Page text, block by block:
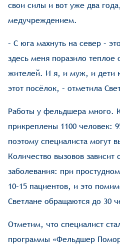
свои силы и вот уже два
медучреждением.
– С юга махнуть на север –
здесь меня поразило
жителей. И я, и муж, и дети
этот посёлок, – отметила
Работы у фельдшера много.
прикреплены 1100 человек:
поэтому специалиста могут
Количество вызовов зависит
заболевания: при
10–15 пациентов, и это
Светлане обращаются до 30
Отметим, что специалист
программы «Фельдшер